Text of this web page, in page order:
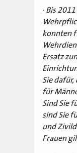
· Bis
konnten
Ersatz
Sie
für
Sind Sie
sind Sie
und
Frauen